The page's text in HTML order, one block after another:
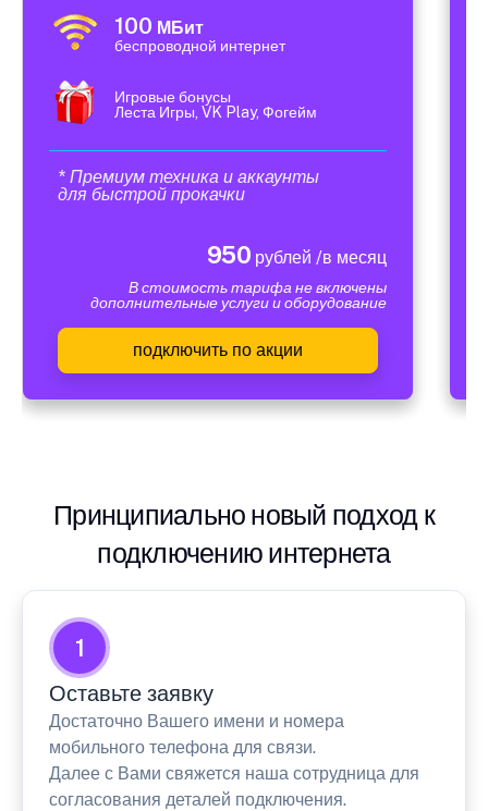
100 МБит
беспроводной интернет
Игровые бонусы
Леста Игры, VK Play, Фогейм
* Премиум техника и аккаунты
для быстрой прокачки
950 рублей /в месяц
В стоимость тарифа не включены
дополнительные услуги и оборудование
подключить по акции
Принципиально новый подход к
подключению интернета
1
Оставьте заявку
Достаточно Вашего имени и номера
мобильного телефона для связи.
Далее с Вами свяжется наша сотрудница для
согласования деталей подключения.